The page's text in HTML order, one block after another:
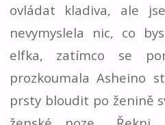
ovládat kladiva, ale
nevymyslela nic, co
elfka, zatímco se
prozkoumala Asheino
prsty bloudit po ženině